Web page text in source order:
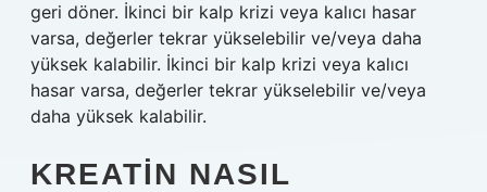
geri döner. İkinci bir kalp krizi veya kalıcı hasar
varsa, değerler tekrar yükselebilir ve/veya daha
yüksek kalabilir. İkinci bir kalp krizi veya kalıcı
hasar varsa, değerler tekrar yükselebilir ve/veya
daha yüksek kalabilir.
KREATIN NASIL